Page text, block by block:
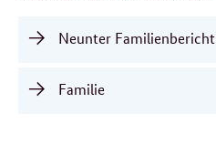
Neunter Familienbericht
Familie